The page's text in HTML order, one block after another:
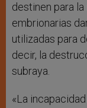
destinen para
embrionarias
utilizadas para
decir, la
subraya.
«La